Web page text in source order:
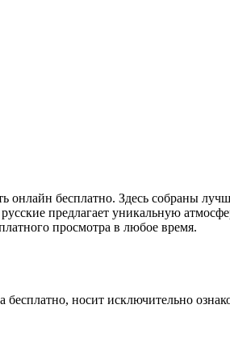
бесплатно. Здесь собраны
предлагает уникальную
просмотра в любое время.
бесплатно, носит исключительно